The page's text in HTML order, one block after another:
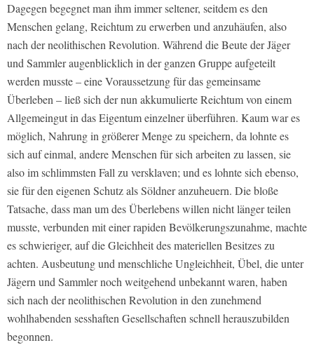
Dagegen begegnet man ihm immer seltener, seitdem es den
Menschen gelang, Reichtum zu erwerben und anzuhäufen, also
nach der neolithischen Revolution. Während die Beute der Jäger
und Sammleraugenblicklich in der ganzen Gruppe aufgeteilt
werden musste– eine Voraussetzung für das gemeinsame
Überleben – ließ sich der nun akkumulierte Reichtum von einem
Allgemeingut in das Eigentum einzelner überführen. Kaum war es
möglich, Nahrung in größerer Menge zu speichern, da lohnte es
sich auf einmal, andere Menschen für sich arbeiten zu lassen, sie
also im schlimmsten Fall zu versklaven; und es lohnte sich ebenso,
sie für den eigenen Schutz als Söldner anzuheuern. Die bloße
Tatsache, dass man um des Überlebens willen nicht länger teilen
musste, verbunden mit einer rapiden Bevölkerungszunahme, machte
es schwieriger, auf die Gleichheit des materiellen Besitzes zu
achten. Ausbeutung und menschliche Ungleichheit, Übel, die unter
Jägern und Sammler noch weitgehend unbekannt waren, haben
sich nach der neolithischen Revolution in den zunehmend
wohlhabenden sesshaften Gesellschaften schnell herauszubilden
begonnen.